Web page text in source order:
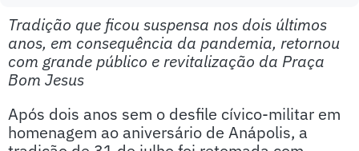
Tradição que ficou suspensa nos dois últimos
anos, em consequência da pandemia, retornou
com grande público e revitalização da Praça
Bom Jesus
Após dois anos sem o desfile cívico-militar em
homenagem ao aniversário de Anápolis, a